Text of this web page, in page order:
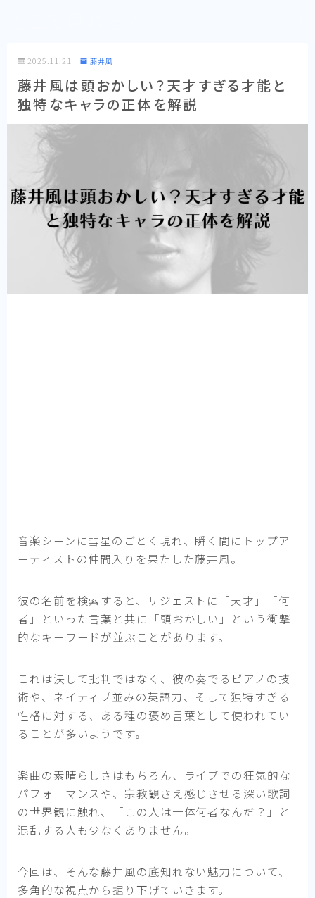
2025.11.21 藤井風
藤井風は頭おかしい？天才すぎる才能と
独特なキャラの正体を解説
音楽シーンに彗星のごとく現れ、瞬く間にトップア
ーティストの仲間入りを果たした藤井風。
彼の名前を検索すると、サジェストに「天才」「何
者」といった言葉と共に「頭おかしい」という衝撃
的なキーワードが並ぶことがあります。
これは決して批判ではなく、彼の奏でるピアノの技
術や、ネイティブ並みの英語力、そして独特すぎる
性格に対する、ある種の褒め言葉として使われてい
ることが多いようです。
楽曲の素晴らしさはもちろん、ライブでの狂気的な
パフォーマンスや、宗教観さえ感じさせる深い歌詞
の世界観に触れ、「この人は一体何者なんだ？」と
混乱する人も少なくありません。
今回は、そんな藤井風の底知れない魅力について、
多角的な視点から掘り下げていきます。